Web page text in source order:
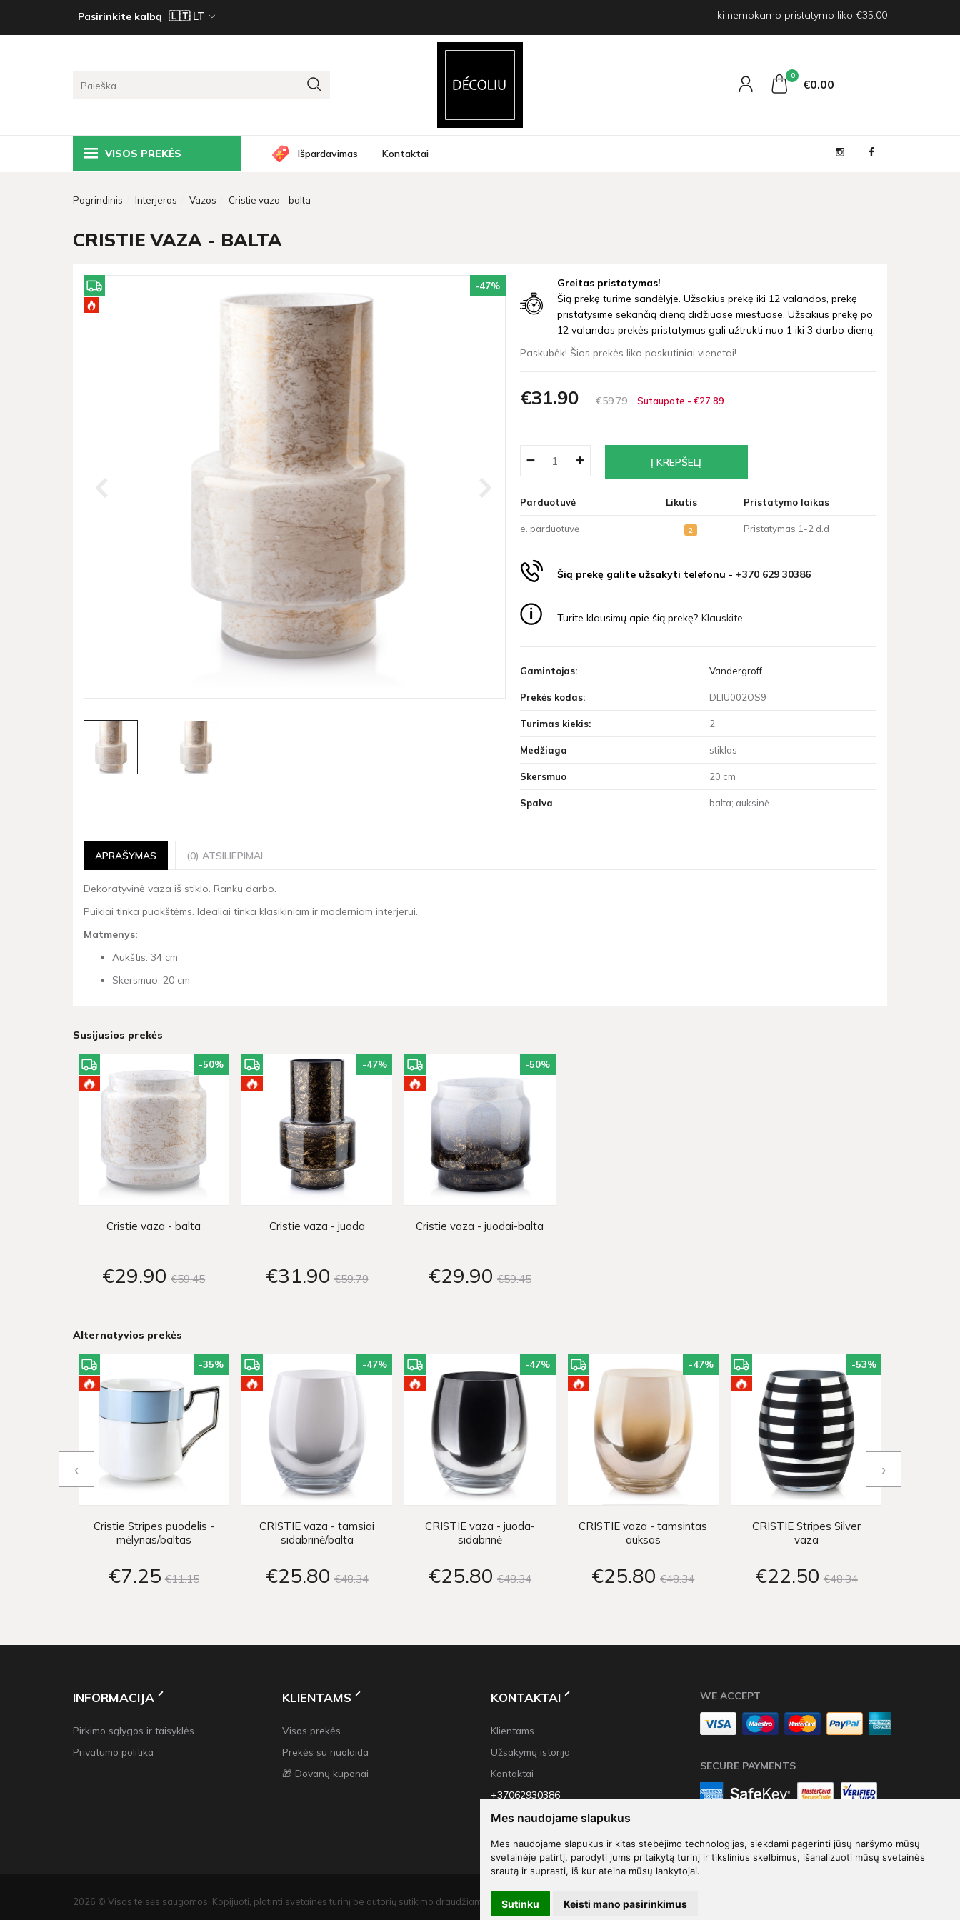
Mes naudojame slapukus
Mes naudojame slapukus ir kitas stebėjimo technologijas, siekdami pagerinti jūsų naršymo mūsų
svetainėje patirtį, parodyti jums pritaikytą turinį ir tikslinius skelbimus, išanalizuoti mūsų svetainės
srautą ir suprasti, iš kur ateina mūsų lankytojai.
Sutinku Keisti mano pasirinkimus
Pasirinkite kalbą Iki nemokamo pristatymo liko €35.00
0
€0 00
VISOS PREKĖS Išpardavimas Kontaktai
Pagrindinis Interjeras Vazos Cristie vaza - balta
CRISTIE VAZA - BALTA
-47%
Greitas pristatymas!
Šią prekę turime sandėlyje. Užsakius prekę iki 12 valandos, prekę
pristatysime sekančią dieną didžiuose miestuose. Užsakius prekę po
12 valandos prekės pristatymas gali užtrukti nuo 1 iki 3 darbo dienų.
Paskubėk! Šios prekės liko paskutiniai vienetai!
€31 90 €5979 Sutaupote - €27 89
Parduotuvė Likutis Pristatymo laikas
e. parduotuvė 2 Pristatymas 1-2 d.d
Šią prekę galite užsakyti telefonu - +370 629 30386
Turite klausimų apie šią prekę? Klauskite
Gamintojas: Vandergroff
Prekės kodas: DLIU002OS9
Turimas kiekis: 2
Medžiaga stiklas
Skersmuo 20 cm
Spalva balta; auksinė
APRAŠYMAS (0) ATSILIEPIMAI
Dekoratyvinė vaza iš stiklo. Rankų darbo.
Puikiai tinka puokštėms. Idealiai tinka klasikiniam ir moderniam interjerui.
Matmenys:
Aukštis: 34 cm
Skersmuo: 20 cm
Susijusios prekės
-50%
Cristie vaza - balta
€29 90 €5945
-47%
Cristie vaza - juoda
€31 90 €5979
-50%
Cristie vaza - juodai-balta
€29 90 €5945
Alternatyvios prekės
-35%
Cristie Stripes puodelis -
mėlynas/baltas
€7 25 €1115
-47%
CRISTIE vaza - tamsiai
sidabrinė/balta
€25 80 €4834
-47%
CRISTIE vaza - juoda-
sidabrinė
€25 80 €4834
-47%
CRISTIE vaza - tamsintas
auksas
€25 80 €4834
-53%
CRISTIE Stripes Silver
vaza
€22 50 €4834
‹ ›
INFORMACIJA
Pirkimo sąlygos ir taisyklės
Privatumo politika
KLIENTAMS
Visos prekės
Prekės su nuolaida
🎁 Dovanų kuponai
KONTAKTAI
Klientams
Užsakymų istorija
Kontaktai
+37062930386
info@decoliu.com
WE ACCEPT
SECURE PAYMENTS
2026 © Visos teisės saugomos. Kopijuoti, platinti svetainės turinį be autorių sutikimo draudžiama. Elektroninių parduotuvių nuoma